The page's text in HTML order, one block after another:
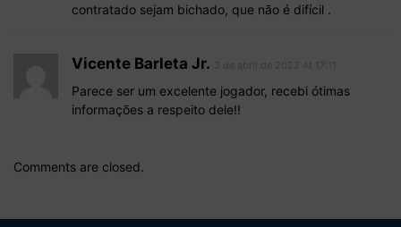
contratado sejam bichado, que não é difícil .
Vicente Barleta Jr.
Parece ser um excelente jogador, recebi ótimas
informações a respeito dele!!
Comments are closed.